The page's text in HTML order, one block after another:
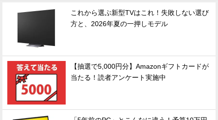
これから選ぶ新型TVはこれ！失敗しない選び
方と、2026年夏の一押しモデル
【抽選で5,000円分】Amazonギフトカードが
当たる！読者アンケート実施中